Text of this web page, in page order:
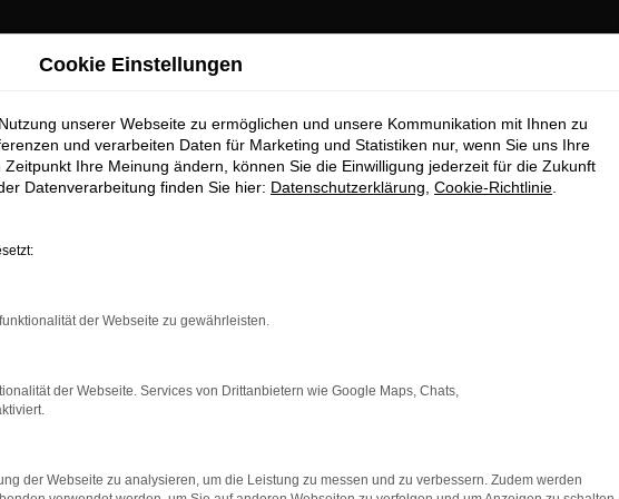
Cookie Einstellungen
unserer Webseite zu ermöglichen und unsere Kommunikation mit Ihnen zu
und verarbeiten Daten für Marketing und Statistiken nur, wenn Sie uns Ihre
Ihre Meinung ändern, können Sie die Einwilligung jederzeit für die Zukunft
Datenverarbeitung finden Sie hier: Datenschutzerklärung Cookie-Richtlinie
der Webseite zu gewährleisten.
der Webseite. Services von Drittanbietern wie Google Maps, Chats,
der Webseite zu analysieren, um die Leistung zu messen und zu verbessern. Zudem werden